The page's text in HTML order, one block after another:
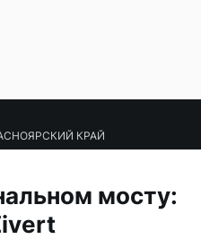
КРАЙ
мосту: